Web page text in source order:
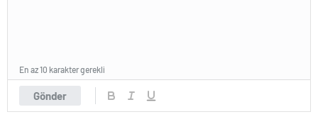
Gönder
En az 10 karakter gerekli